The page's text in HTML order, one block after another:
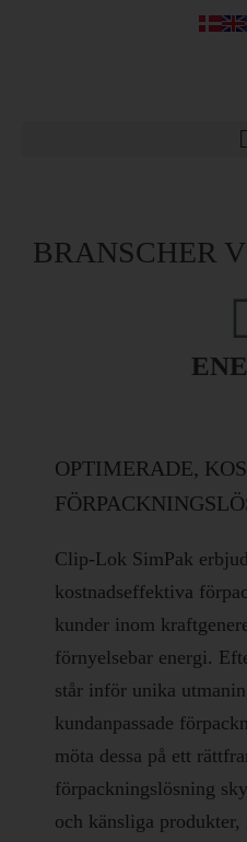
BRANSCHER
OPTIMERADE,
Clip-Lok SimPak
kostnadseffektiva
kunder inom
förnyelsebar energi.
står inför unika
kundanpassade
möta dessa på ett
förpackningslösning
och känsliga